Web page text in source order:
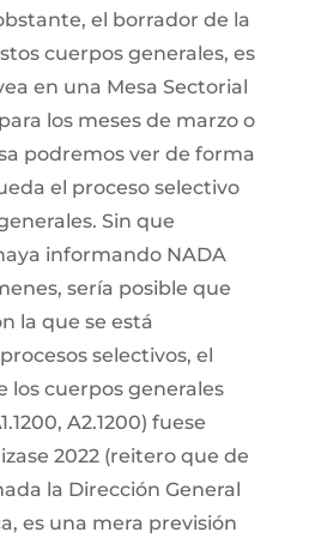
el borrador de la
cuerpos generales, es
en una Mesa Sectorial
los meses de marzo o
podremos ver de forma
el proceso selectivo
Sin que
informando NADA
sería posible que
la que se está
selectivos, el
los cuerpos generales
A2.1200) fuese
2022 (reitero que de
la Dirección General
es una mera previsión